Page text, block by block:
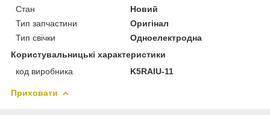
Стан
Новий
Тип запчастини
Оригінал
Тип свічки
Одноелектродна
Користувальницькі характеристики
код виробника
K5RAIU-11
Приховати